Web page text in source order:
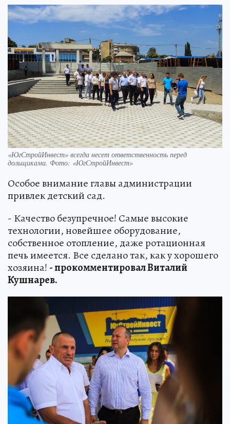
«ЮгСтройИнвест» всегда несет ответственность перед
дольщиками. Фото: «ЮгСтройИнвест»
Особое внимание главы администрации
привлек детский сад.
- Качество безупречное! Самые высокие
технологии, новейшее оборудование,
собственное отопление, даже ротационная
печь имеется. Все сделано так, как у хорошего
хозяина! - прокомментировал Виталий
Кушнарев.